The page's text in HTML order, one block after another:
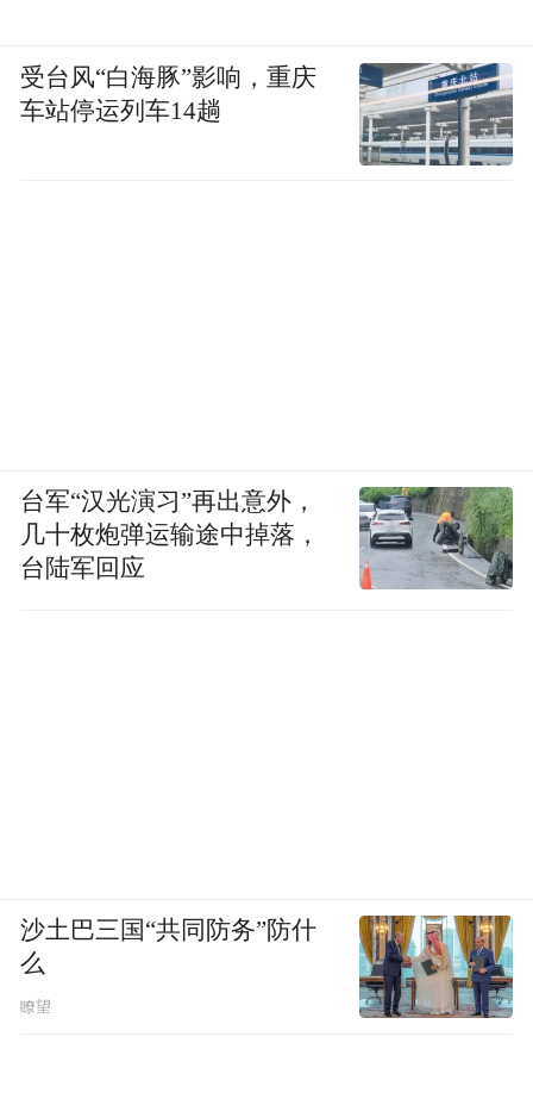
受台风“白海豚”影响，重庆
车站停运列车14趟
台军“汉光演习”再出意外，
几十枚炮弹运输途中掉落，
台陆军回应
沙土巴三国“共同防务”防什
么
瞭望